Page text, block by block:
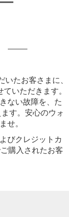
たお客さまに、
いただきます。
ない故障を、た
す。安心のウォ
せ。
びクレジットカ
購入されたお客